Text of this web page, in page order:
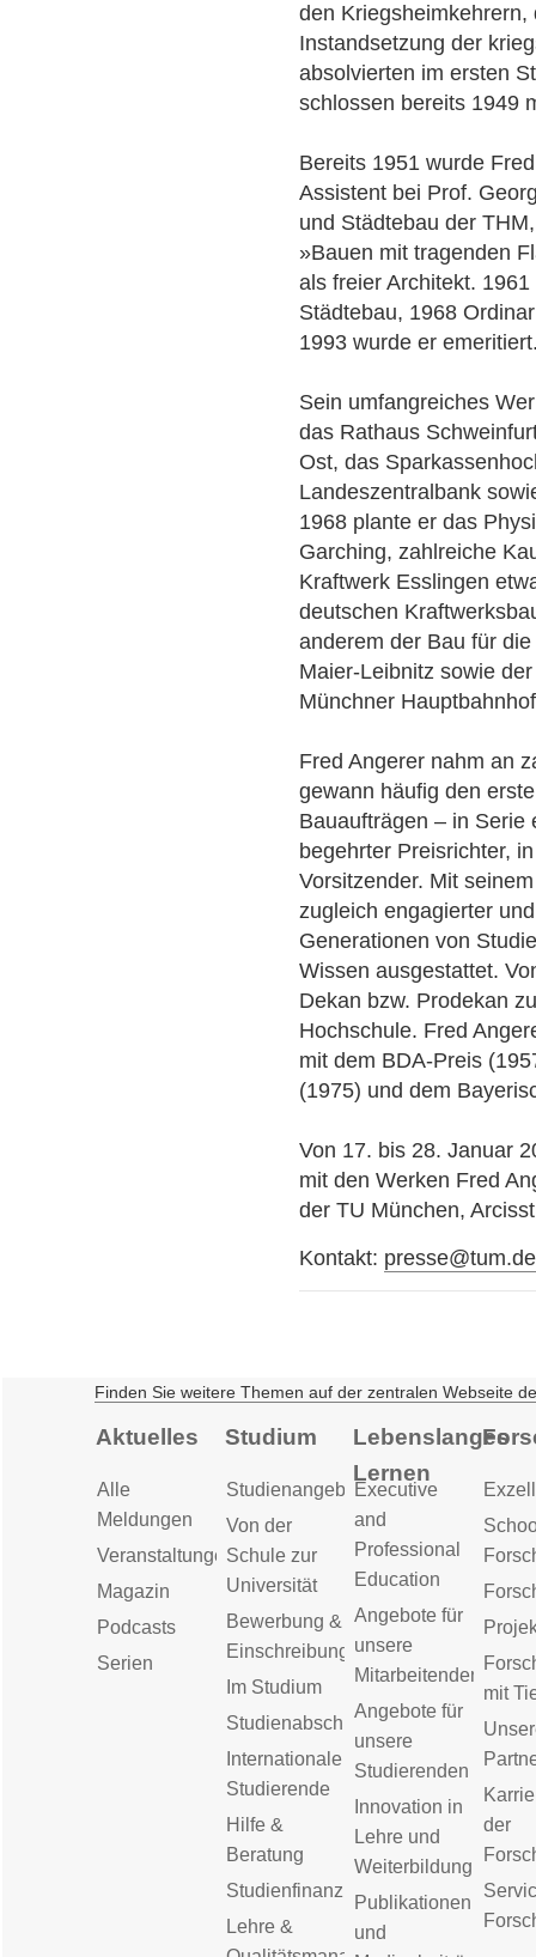
den
Instandsetzung der
absolvierten im ersten
schlossen bereits 1949
Bereits 1951 wurde
Assistent bei Prof.
und Städtebau der
»Bauen mit tragenden
als freier Architekt.
Städtebau, 1968
1993 wurde er
Sein umfangreiches
das Rathaus
Ost, das
Landeszentralbank
1968 plante er das
Garching, zahlreiche
Kraftwerk Esslingen
deutschen
anderem der Bau für
Maier-Leibnitz sowie
Münchner
Fred Angerer nahm an
gewann häufig den
Bauaufträgen – in Serie
begehrter Preisrichter,
Vorsitzender. Mit
zugleich engagierter
Generationen von
Wissen ausgestattet.
Dekan bzw. Prodekan
Hochschule. Fred
mit dem BDA-Preis
(1975) und dem
Von 17. bis 28. Januar
mit den Werken Fred
der TU München,
Kontakt: presse@tum.de
Finden Sie weitere Themen auf der zentralen Webseite
Aktuelles
Alle
Meldungen
Veranstaltungen
Magazin
Podcasts
Serien
Studium
Studienangebot
Von der
Schule zur
Universität
Bewerbung &
Einschreibung
Im Studium
Studienabschluss
Internationale
Studierende
Hilfe &
Beratung
Studienfinanzierung
Lehre &
Lebenslanges
Lernen
Executive
and
Professional
Education
Angebote für
unsere
Mitarbeitenden
Angebote für
unsere
Studierenden
Innovation in
Lehre und
Weiterbildung
Publikationen
und
mit
der